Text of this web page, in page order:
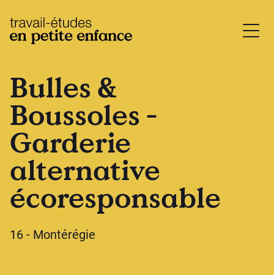
base.logo
Bulles &
Boussoles -
Garderie
alternative
écoresponsable
16 - Montérégie